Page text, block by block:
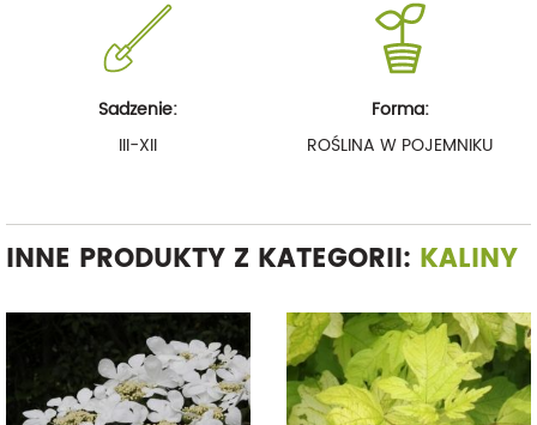
Sadzenie:
III-XII
Forma:
ROŚLINA W POJEMNIKU
INNE PRODUKTY Z KATEGORII: KALINY